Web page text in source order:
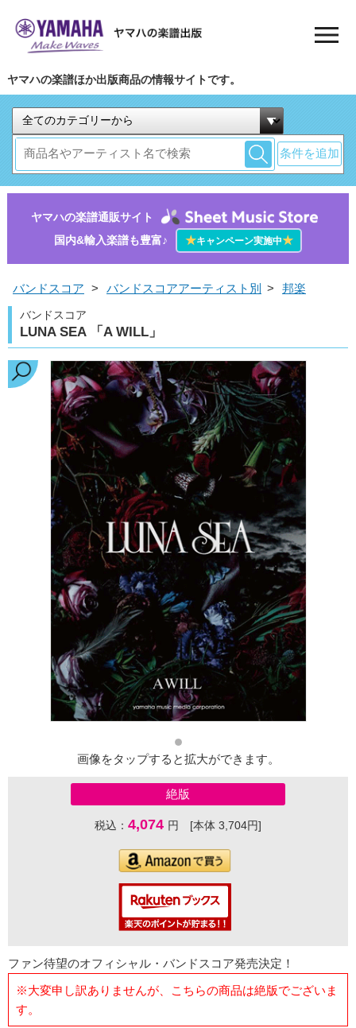
ヤマハの楽譜ほか出版商品の情報サイトです。
条件を追加
ヤマハの楽譜通販サイト
国内&輸入楽譜も豊富♪
★キャンペーン実施中★
バンドスコア > バンドスコアアーティスト別 > 邦楽
バンドスコア
LUNA SEA 「A WILL」
画像をタップすると拡大ができます。
絶版
税込： 4,074 円 [本体 3,704円]
ファン待望のオフィシャル・バンドスコア発売決定！
※大変申し訳ありませんが、こちらの商品は絶版でございま
す。